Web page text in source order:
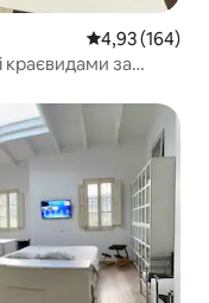
Середня
4,93 (164)
краєвидами за